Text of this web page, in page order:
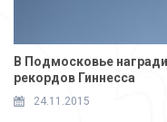
В Подмосковье
рекордов Гиннесса
24.11.2015